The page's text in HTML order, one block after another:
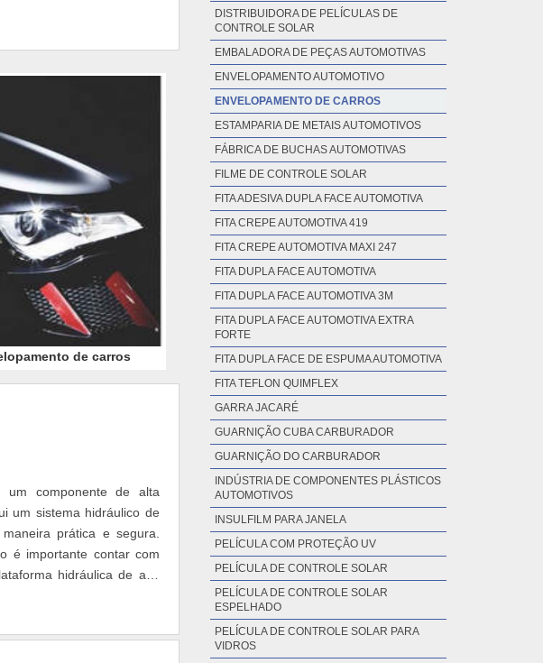
de carros
um componente de alta
um sistema hidráulico de
prática e segura.
é importante contar com
hidráulica de alta
DISTRIBUIDORA DE PELÍCULAS DE
CONTROLE SOLAR
EMBALADORA DE PEÇAS AUTOMOTIVAS
ENVELOPAMENTO AUTOMOTIVO
ENVELOPAMENTO DE CARROS
ESTAMPARIA DE METAIS AUTOMOTIVOS
FÁBRICA DE BUCHAS AUTOMOTIVAS
FILME DE CONTROLE SOLAR
FITA ADESIVA DUPLA FACE AUTOMOTIVA
FITA CREPE AUTOMOTIVA 419
FITA CREPE AUTOMOTIVA MAXI 247
FITA DUPLA FACE AUTOMOTIVA
FITA DUPLA FACE AUTOMOTIVA 3M
FITA DUPLA FACE AUTOMOTIVA EXTRA
FORTE
FITA DUPLA FACE DE ESPUMA AUTOMOTIVA
FITA TEFLON QUIMFLEX
GARRA JACARÉ
GUARNIÇÃO CUBA CARBURADOR
GUARNIÇÃO DO CARBURADOR
INDÚSTRIA DE COMPONENTES PLÁSTICOS
AUTOMOTIVOS
INSULFILM PARA JANELA
PELÍCULA COM PROTEÇÃO UV
PELÍCULA DE CONTROLE SOLAR
PELÍCULA DE CONTROLE SOLAR
ESPELHADO
PELÍCULA DE CONTROLE SOLAR PARA
VIDROS